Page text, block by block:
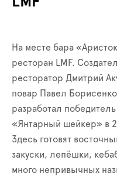
На месте бара
ресторан LMF.
ресторатор Дмитрий
повар Павел
разработал
«Янтарный шейкер» в
Здесь готовят
закуски, лепёшки,
много непривычных